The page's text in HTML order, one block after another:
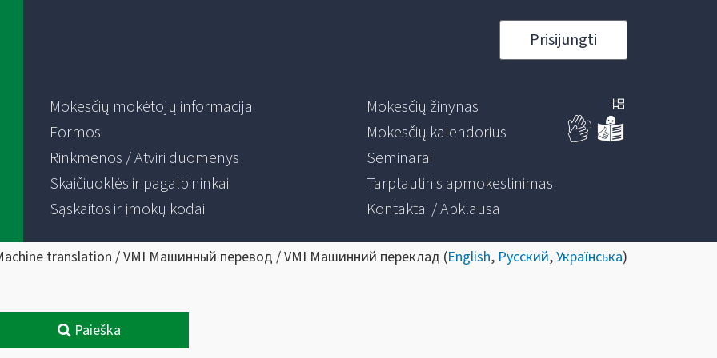
Prisijungti
Mokesčių mokėtojų informacija
Formos
Rinkmenos / Atviri duomenys
Skaičiuoklės ir pagalbininkai
Sąskaitos ir įmokų kodai
Mokesčių žinynas
Mokesčių kalendorius
Seminarai
Tarptautinis apmokestinimas
Kontaktai / Apklausa
translation / VMI Машинный перевод / VMI Машинний переклад (English, Русский,Українська)
Paieška